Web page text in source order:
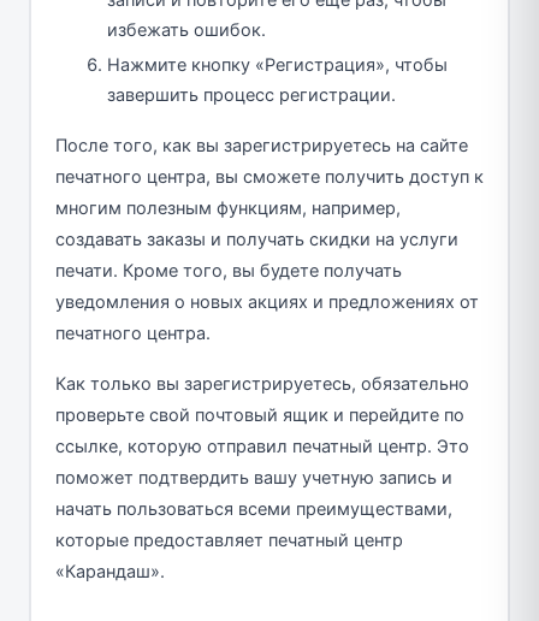
избежать ошибок.
Нажмите кнопку «Регистрация», чтобы
завершить процесс регистрации.
После того, как вы зарегистрируетесь на сайте
печатного центра, вы сможете получить доступ к
многим полезным функциям, например,
создавать заказы и получать скидки на услуги
печати. Кроме того, вы будете получать
уведомления о новых акциях и предложениях от
печатного центра.
Как только вы зарегистрируетесь, обязательно
проверьте свой почтовый ящик и перейдите по
ссылке, которую отправил печатный центр. Это
поможет подтвердить вашу учетную запись и
начать пользоваться всеми преимуществами,
которые предоставляет печатный центр
«Карандаш».